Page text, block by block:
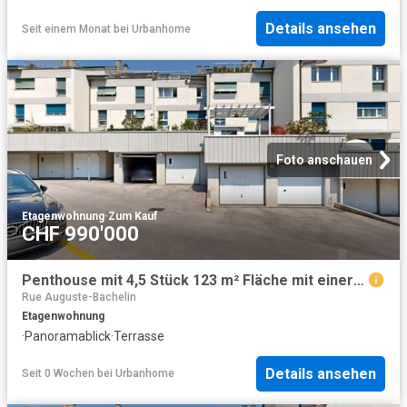
Seit einem Monat bei Urbanhome Details ansehen
Foto anschauen
Etagenwohnung·Zum Kauf
CHF 990'000
Penthouse mit 4,5 Stück 123 m² Fläche mit einer Terrasse von 37 m² und Panoramablick auf das Meer
Rue Auguste-Bachelin
Etagenwohnung
·Panoramablick·Terrasse
Seit 0 Wochen bei Urbanhome Details ansehen